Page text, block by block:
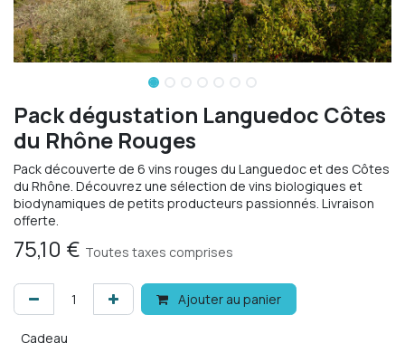
Pack dégustation Languedoc Côtes
du Rhône Rouges
Pack découverte de 6 vins rouges du Languedoc et des Côtes
du Rhône. Découvrez une sélection de vins biologiques et
biodynamiques de petits producteurs passionnés. Livraison
offerte.
75,10 € Toutes taxes comprises
Ajouter au panier
Cadeau